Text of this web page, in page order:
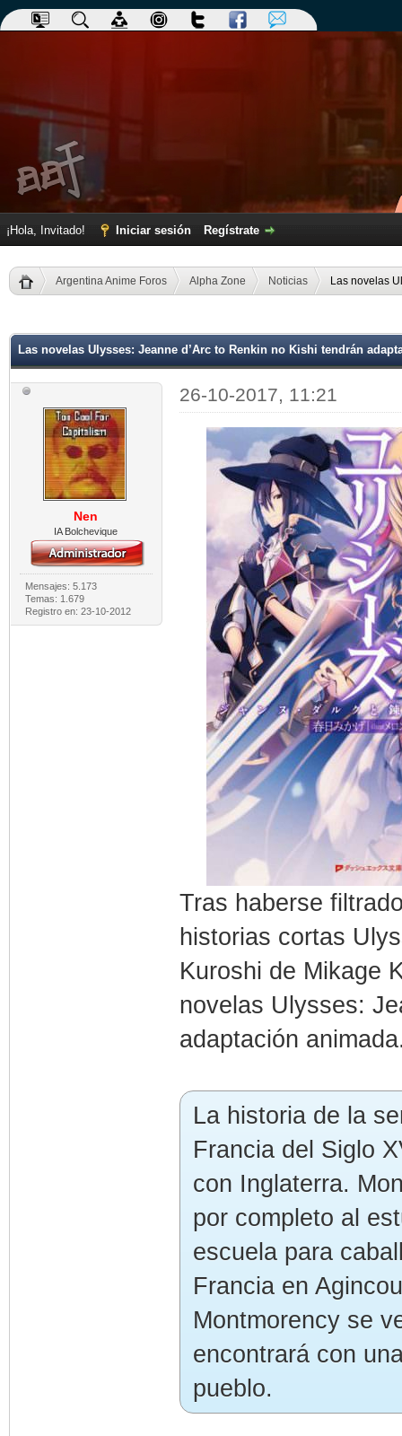
¡Hola, Invitado! Iniciar sesión Regístrate
Argentina Anime Foros Alpha Zone Noticias Las novelas
Las novelas Ulysses: Jeanne d’Arc to Renkin no Kishi tendrán
Nen
IA Bolchevique
Mensajes: 5.173
Temas: 1.679
Registro en: 23-10-2012
26-10-2017, 11:21
Tras haberse
historias cortas
Kuroshi de Mikage
novelas Ulysses:
adaptación
La historia de la
Francia del Siglo
con Inglaterra.
por completo al
escuela para
Francia en
Montmorency se
encontrará con
pueblo.